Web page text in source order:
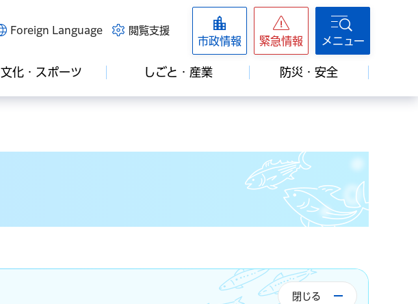
Foreign Language 閲覧支援
市政情報 緊急情報 メニュー
文化・スポーツ しごと・産業 防災・安全
閉じる